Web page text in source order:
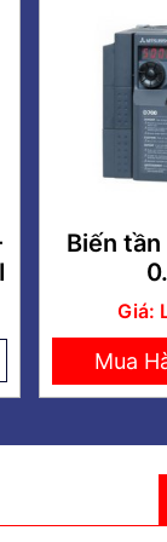
Biến
Giá:
Mua